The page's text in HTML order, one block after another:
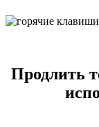
Продлить